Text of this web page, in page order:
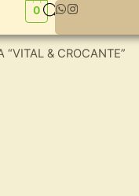
0
“VITAL & CROCANTE”